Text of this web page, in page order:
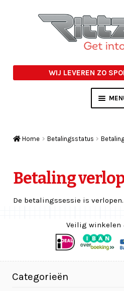
WIJ LEVEREN ZO
STUDIO
ACTIE
Home Betalingsstatus
Betaling
De betalingssessie is verlopen.
Veilig winkelen
Categorieën